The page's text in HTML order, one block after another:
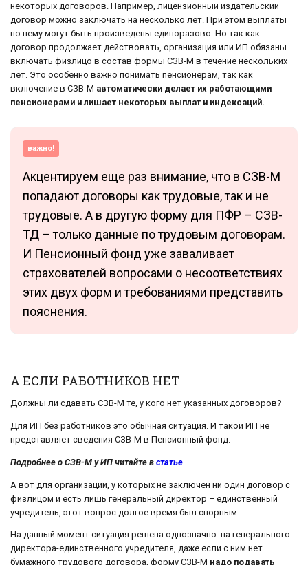
некоторых договоров. Например, лицензионный издательский
договор можно заключать на несколько лет. При этом выплаты
по нему могут быть произведены единоразово. Но так как
договор продолжает действовать, организация или ИП обязаны
включать физлицо в состав формы СЗВ-М в течение нескольких
лет. Это особенно важно понимать пенсионерам, так как
включение в СЗВ-М автоматически делает их работающими
пенсионерами и лишает некоторых выплат и индексаций.
важно!
Акцентируем еще раз внимание, что в СЗВ-М
попадают договоры как трудовые, так и не
трудовые. А в другую форму для ПФР – СЗВ-
ТД – только данные по трудовым договорам.
И Пенсионный фонд уже заваливает
страхователей вопросами о несоответствиях
этих двух форм и требованиями представить
пояснения.
А ЕСЛИ РАБОТНИКОВ НЕТ
Должны ли сдавать СЗВ-М те, у кого нет указанных договоров?
Для ИП без работников это обычная ситуация. И такой ИП не
представляет сведения СЗВ-М в Пенсионный фонд.
Подробнее о СЗВ-М у ИП читайте в статье
А вот для организаций, у которых не заключен ни один договор с
физлицом и есть лишь генеральный директор – единственный
учредитель, этот вопрос долгое время был спорным.
На данный момент ситуация решена однозначно: на генерального
директора-единственного учредителя, даже если с ним нет
бумажного трудового договора, форму СЗВ-М надо подавать